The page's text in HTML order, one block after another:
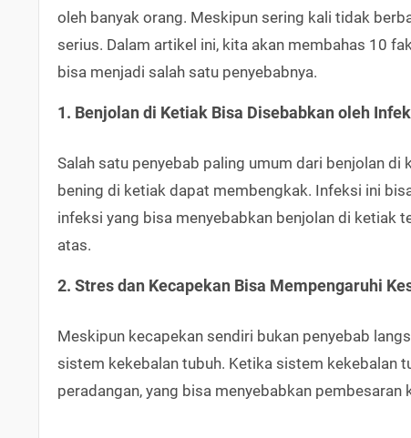
oleh banyak orang. Meskipun sering kali tidak
serius. Dalam artikel ini, kita akan membahas 10
bisa menjadi salah satu penyebabnya.
1. Benjolan di Ketiak Bisa Disebabkan oleh
Salah satu penyebab paling umum dari benjolan
bening di ketiak dapat membengkak. Infeksi ini
infeksi yang bisa menyebabkan benjolan di ketiak
atas.
2. Stres dan Kecapekan Bisa Mempengaruhi
Meskipun kecapekan sendiri bukan penyebab
sistem kekebalan tubuh. Ketika sistem kekebalan
peradangan, yang bisa menyebabkan pembesaran